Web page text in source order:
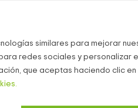
similares para mejorar
redes sociales y personalizar
que aceptas haciendo clic